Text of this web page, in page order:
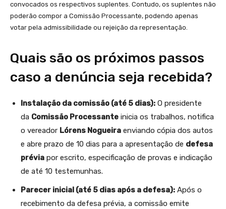
convocados os respectivos suplentes. Contudo, os suplentes não
poderão compor a Comissão Processante, podendo apenas
votar pela admissibilidade ou rejeição da representação.
Quais são os próximos passos
caso a denúncia seja recebida?
Instalação da comissão (até 5 dias): O presidente
da Comissão Processante inicia os trabalhos, notifica
o vereador Lórens Nogueira enviando cópia dos autos
e abre prazo de 10 dias para a apresentação de defesa
prévia por escrito, especificação de provas e indicação
de até 10 testemunhas.
Parecer inicial (até 5 dias após a defesa): Após o
recebimento da defesa prévia, a comissão emite